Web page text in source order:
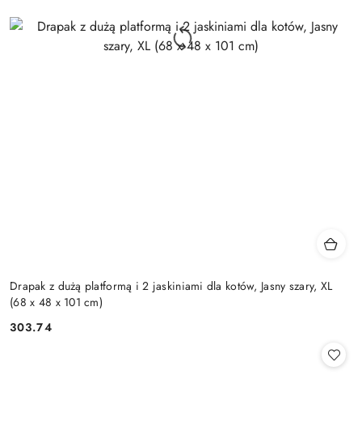
Drapak z dużą platformą i 2 jaskiniami dla kotów, Jasny szary, XL
(68 x 48 x 101 cm)
Cena:
303.74